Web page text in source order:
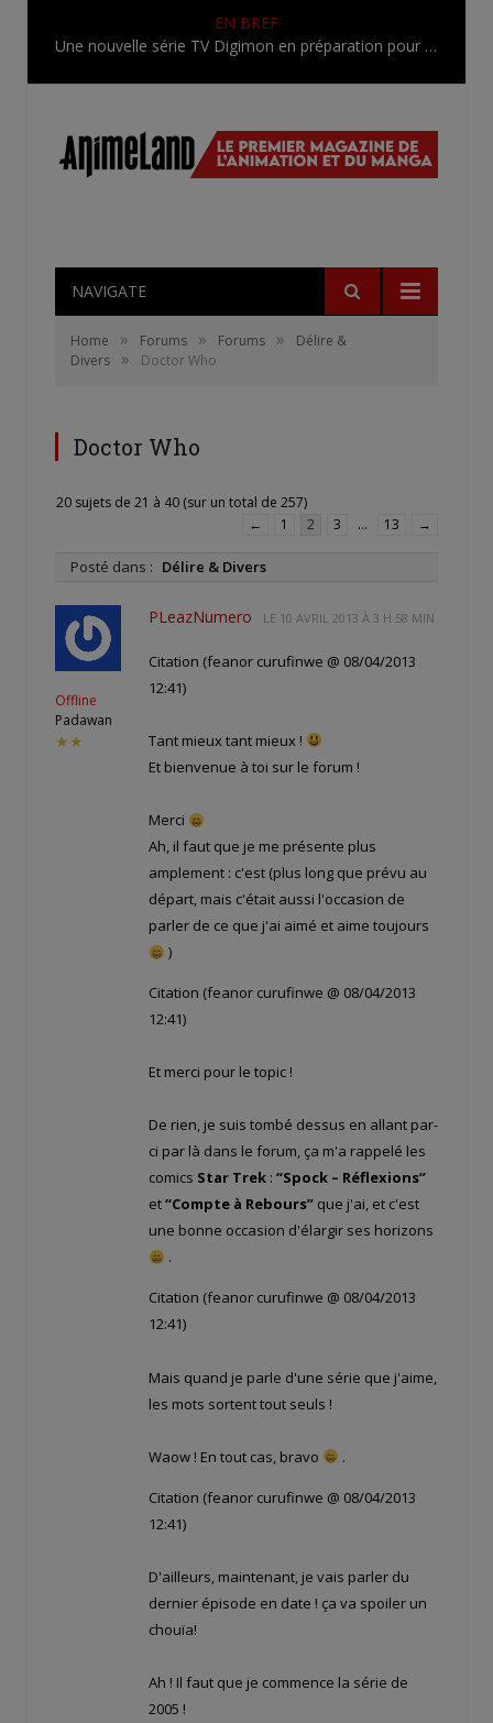
EN BREF
Une nouvelle série TV Digimon en préparation pour 2027
NAVIGATE
Home » Forums » Forums »
Délire &
Divers
» Doctor Who
Doctor Who
20 sujets de 21 à 40 (sur un total de 257)
←
1 2 3 … 13 →
Posté dans : Délire & Divers
Offline
Padawan
★★
PLeazNumero LE 10 AVRIL 2013 À 3 H 58 MIN
Citation (feanor curufinwe @ 08/04/2013
12:41)
Tant mieux tant mieux !
Et bienvenue à toi sur le forum !
Merci
Ah, il faut que je me présente plus
amplement : c'est (plus long que prévu au
départ, mais c'était aussi l'occasion de
parler de ce que j'ai aimé et aime toujours
)
Citation (feanor curufinwe @ 08/04/2013
12:41)
Et merci pour le topic !
De rien, je suis tombé dessus en allant par-
ci par là dans le forum, ça m'a rappelé les
comics Star Trek : “Spock – Réflexions”
et“Compte à Rebours” que j'ai, et c'est
une bonne occasion d'élargir ses horizons
.
Citation (feanor curufinwe @ 08/04/2013
12:41)
Mais quand je parle d'une série que j'aime,
les mots sortent tout seuls !
Waow ! En tout cas, bravo .
Citation (feanor curufinwe @ 08/04/2013
12:41)
D'ailleurs, maintenant, je vais parler du
dernier épisode en date ! ça va spoiler un
chouïa!
Ah ! Il faut que je commence la série de
2005 !